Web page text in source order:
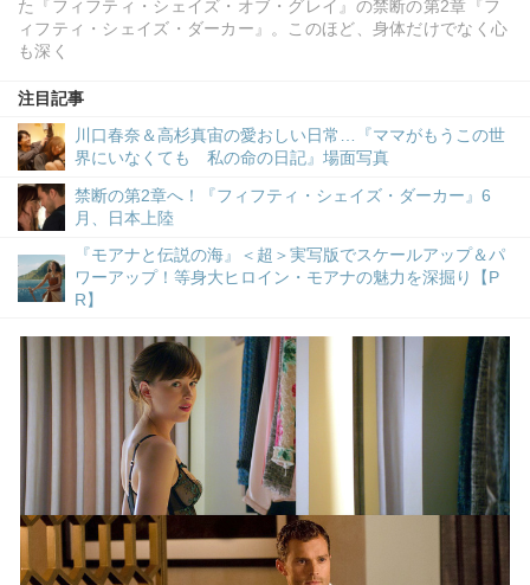
た『フィフティ・シェイズ・オブ・グレイ』の禁断の第2章『フ
ィフティ・シェイズ・ダーカー』。このほど、身体だけでなく心
も深く
注目記事
川口春奈＆高杉真宙の愛おしい日常…『ママがもうこの世
界にいなくても 私の命の日記』場面写真
禁断の第2章へ！『フィフティ・シェイズ・ダーカー』6
月、日本上陸
『モアナと伝説の海』＜超＞実写版でスケールアップ＆パ
ワーアップ！等身大ヒロイン・モアナの魅力を深掘り【P
R】